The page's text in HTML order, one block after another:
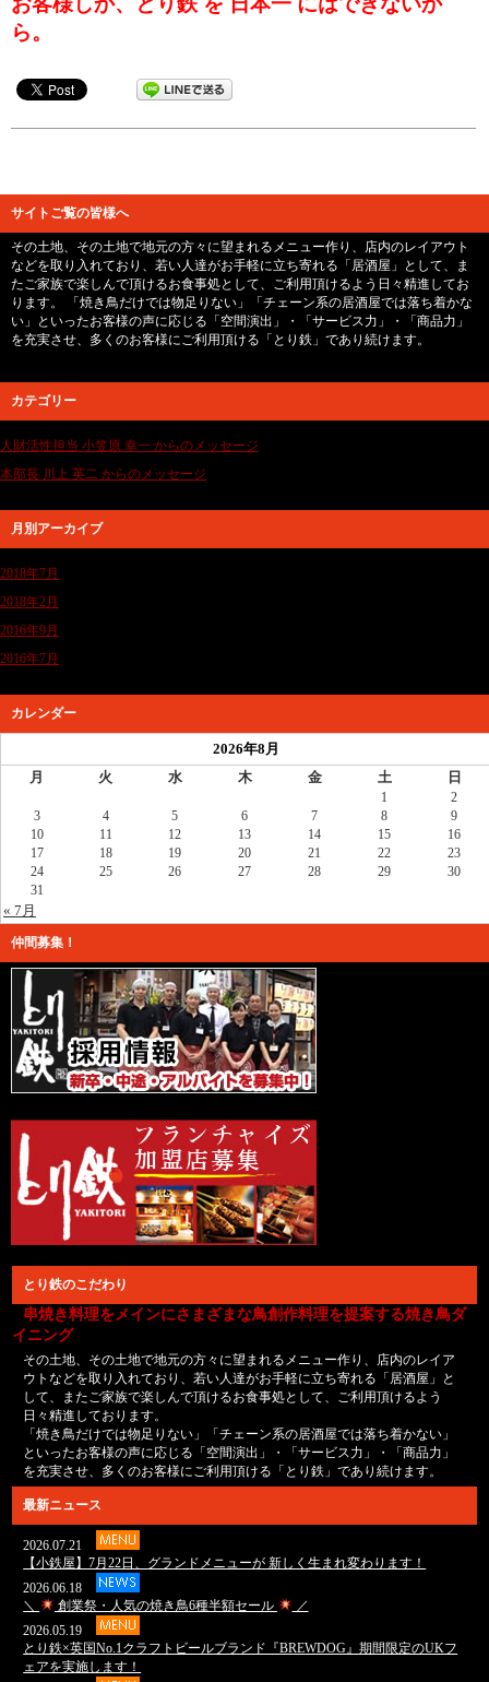
ら。
サイトご覧の皆様へ
その土地、その土地で地元の方々に望まれるメニュー作り、店内のレイアウト
などを取り入れており、若い人達がお手軽に立ち寄れる「居酒屋」として、ま
たご家族で楽しんで頂けるお食事処として、ご利用頂けるよう日々精進してお
ります。 「焼き鳥だけでは物足りない」「チェーン系の居酒屋では落ち着かな
い」といったお客様の声に応じる「空間演出」・「サービス力」・「商品力」
を充実させ、多くのお客様にご利用頂ける「とり鉄」であり続けます。
カテゴリー
人財活性担当 小笠原 幸一 からのメッセージ
本部長 川上 英二 からのメッセージ
月別アーカイブ
2018年7月
2018年2月
2016年9月
2016年7月
カレンダー
2026年8月
月
火 水 木 金 土 日
« 7月
1
2
3
4 5 6 7 8
9
10
11 12 13 14 15
16
17
18 19 20 21 22
23
24
25 26 27 28 29
30
31
仲間募集！
とり鉄のこだわり
串焼き料理をメインにさまざまな鳥創作料理を提案する焼き鳥ダ
イニング
その土地、その土地で地元の方々に望まれるメニュー作り、店内のレイア
ウトなどを取り入れており、若い人達がお手軽に立ち寄れる「居酒屋」と
して、またご家族で楽しんで頂けるお食事処として、ご利用頂けるよう
日々精進しております。
「焼き鳥だけでは物足りない」「チェーン系の居酒屋では落ち着かない」
といったお客様の声に応じる「空間演出」・「サービス力」・「商品力」
を充実させ、多くのお客様にご利用頂ける「とり鉄」であり続けます。
最新ニュース
2026.07.21
【小鉄屋】7月22日、グランドメニューが 新しく生まれ変わります！
2026.06.18
＼
創業祭・人気の焼き鳥6種半額セール
／
2026.05.19
とり鉄×英国No.1クラフトビールブランド『BREWDOG』期間限定のUKフ
ェアを実施します！